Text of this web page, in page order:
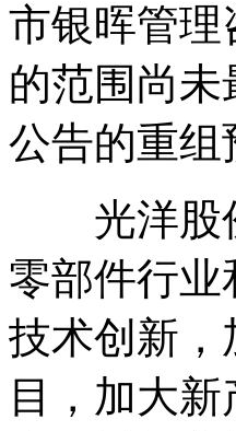
市银晖管理
的范围尚
公告的重组
光洋股份
零部件行
技术创新，
目，加大